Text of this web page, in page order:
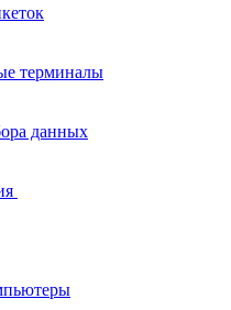
терминалы
данных